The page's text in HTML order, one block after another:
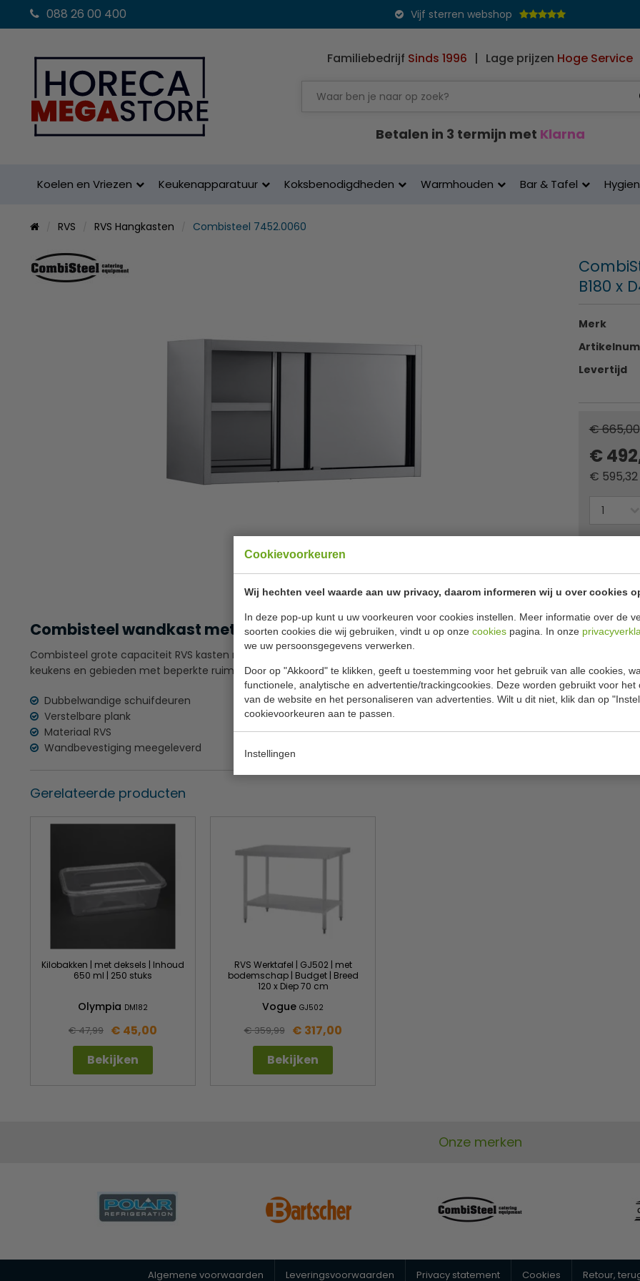
Cookievoorkeuren
Wij hechten veel waarde aan uw privacy, daarom informeren wij u over cookies
In deze pop-up kunt u uw voorkeuren voor cookies instellen. Meer informatie over de
soorten cookies die wij gebruiken, vindt u op onze cookies pagina. In onze
we uw persoonsgegevens verwerken.
Door op "Akkoord" te klikken, geeft u toestemming voor het gebruik van alle cookies,
functionele, analytische en advertentie/trackingcookies. Deze worden gebruikt voor het
van de website en het personaliseren van advertenties. Wilt u dit niet, klik dan op
cookievoorkeuren aan te passen.
Instellingen
088 26 00 400 Vijf sterren webshop
Familiebedrijf Sinds 1996 | Lage prijzen Hoge Service
Betalen in 3 termijn met Klarna
Koelen en Vriezen Keukenapparatuur Koksbenodigdheden Warmhouden Bar & Tafel
RVS RVS Hangkasten Combisteel 7452.0060
B180 x
Merk
Levertijd
€ 665,00
€
€ 595,32
✔ Gratis
Combisteel wandkast met schuifdeuren 180 cm
Combisteel grote capaciteit RVS kasten met schuifdeuren waardoor ze ideaal zijn voor gebruik in drukke
keukens en gebieden met beperkte ruimte
Dubbelwandige schuifdeuren
Verstelbare plank
Materiaal RVS
Wandbevestiging meegeleverd
B x D x H
Gewicht
Gerelateerde producten
Kilobakken | met deksels | Inhoud
650 ml | 250 stuks
Olympia DM182
€ 47,99 € 45,00
Bekijken
RVS Werktafel | GJ502 | met
bodemschap | Budget | Breed
120 x Diep 70 cm
Vogue GJ502
€ 359,99
€ 317,00
Bekijken
Onze merken
Algemene voorwaarden Leveringsvoorwaarden Privacy statement Cookies Retour,